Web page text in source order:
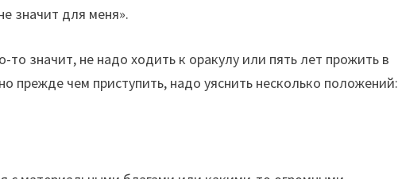
значит для меня».
значит, не надо ходить к оракулу или пять лет прожить в
прежде чем приступить, надо уяснить несколько положений: